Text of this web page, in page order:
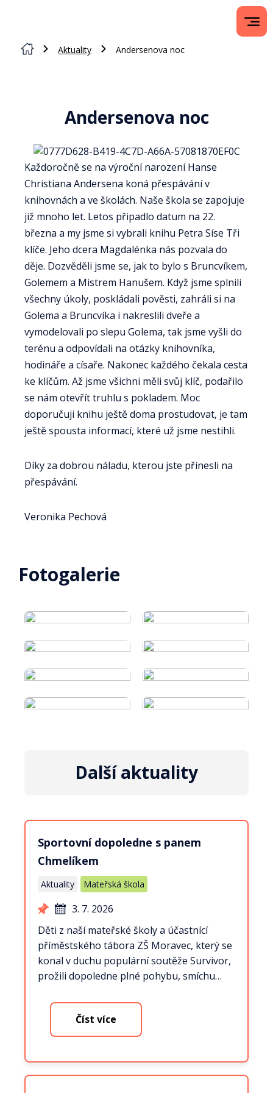
Aktuality Andersenova noc
Andersenova noc
Každoročně se na výroční narození Hanse
Christiana Andersena koná přespávání v
knihovnách a ve školách. Naše škola se zapojuje
již mnoho let. Letos připadlo datum na 22.
března a my jsme si vybrali knihu Petra Síse Tři
klíče. Jeho dcera Magdalénka nás pozvala do
děje. Dozvěděli jsme se, jak to bylo s Bruncvíkem,
Golemem a Mistrem Hanušem. Když jsme splnili
všechny úkoly, poskládali pověsti, zahráli si na
Golema a Bruncvíka i nakreslili dveře a
vymodelovali po slepu Golema, tak jsme vyšli do
terénu a odpovídali na otázky knihovníka,
hodináře a císaře. Nakonec každého čekala cesta
ke klíčům. Až jsme všichni měli svůj klíč, podařilo
se nám otevřít truhlu s pokladem. Moc
doporučuji knihu ještě doma prostudovat, je tam
ještě spousta informací, které už jsme nestihli.
Díky za dobrou náladu, kterou jste přinesli na
přespávání.
Veronika Pechová
Fotogalerie
Další aktuality
Sportovní dopoledne s panem
Chmelíkem
Aktuality Mateřská škola
3. 7. 2026
Děti z naší mateřské školy a účastnící
příměstského tábora ZŠ Moravec, který se
konal v duchu populární soutěže Survivor,
prožili dopoledne plné pohybu, smíchu…
Číst více